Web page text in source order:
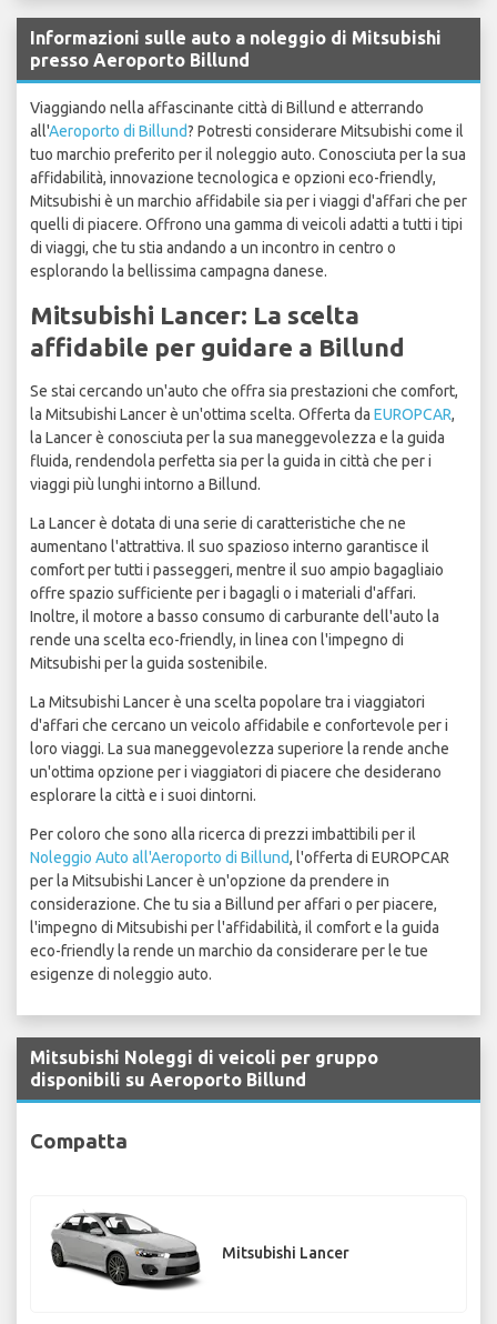
Informazioni sulle auto a noleggio di Mitsubishi
presso Aeroporto Billund
Viaggiando nella affascinante città di Billund e atterrando
all'Aeroporto di Billund? Potresti considerare Mitsubishi come il
tuo marchio preferito per il noleggio auto. Conosciuta per la sua
affidabilità, innovazione tecnologica e opzioni eco-friendly,
Mitsubishi è un marchio affidabile sia per i viaggi d'affari che per
quelli di piacere. Offrono una gamma di veicoli adatti a tutti i tipi
di viaggi, che tu stia andando a un incontro in centro o
esplorando la bellissima campagna danese.
Mitsubishi Lancer: La scelta
affidabile per guidare a Billund
Se stai cercando un'auto che offra sia prestazioni che comfort,
la Mitsubishi Lancer è un'ottima scelta. Offerta da EUROPCAR,
la Lancer è conosciuta per la sua maneggevolezza e la guida
fluida, rendendola perfetta sia per la guida in città che per i
viaggi più lunghi intorno a Billund.
La Lancer è dotata di una serie di caratteristiche che ne
aumentano l'attrattiva. Il suo spazioso interno garantisce il
comfort per tutti i passeggeri, mentre il suo ampio bagagliaio
offre spazio sufficiente per i bagagli o i materiali d'affari.
Inoltre, il motore a basso consumo di carburante dell'auto la
rende una scelta eco-friendly, in linea con l'impegno di
Mitsubishi per la guida sostenibile.
La Mitsubishi Lancer è una scelta popolare tra i viaggiatori
d'affari che cercano un veicolo affidabile e confortevole per i
loro viaggi. La sua maneggevolezza superiore la rende anche
un'ottima opzione per i viaggiatori di piacere che desiderano
esplorare la città e i suoi dintorni.
Per coloro che sono alla ricerca di prezzi imbattibili per il
Noleggio Auto all'Aeroporto di Billund, l'offerta di EUROPCAR
per la Mitsubishi Lancer è un'opzione da prendere in
considerazione. Che tu sia a Billund per affari o per piacere,
l'impegno di Mitsubishi per l'affidabilità, il comfort e la guida
eco-friendly la rende un marchio da considerare per le tue
esigenze di noleggio auto.
Mitsubishi Noleggi di veicoli per gruppo
disponibili su Aeroporto Billund
Compatta
Mitsubishi Lancer